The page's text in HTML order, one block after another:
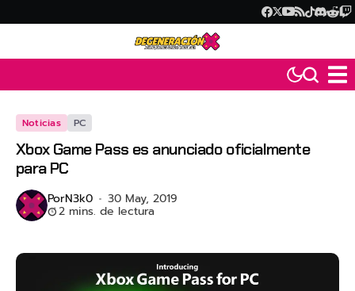
Noticias PC
Xbox Game Pass es anunciado oficialmente
para PC
PorN3k0 30 May, 2019
2 mins. de lectura